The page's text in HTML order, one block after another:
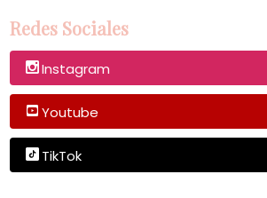
Redes Sociales
Instagram
Youtube
TikTok